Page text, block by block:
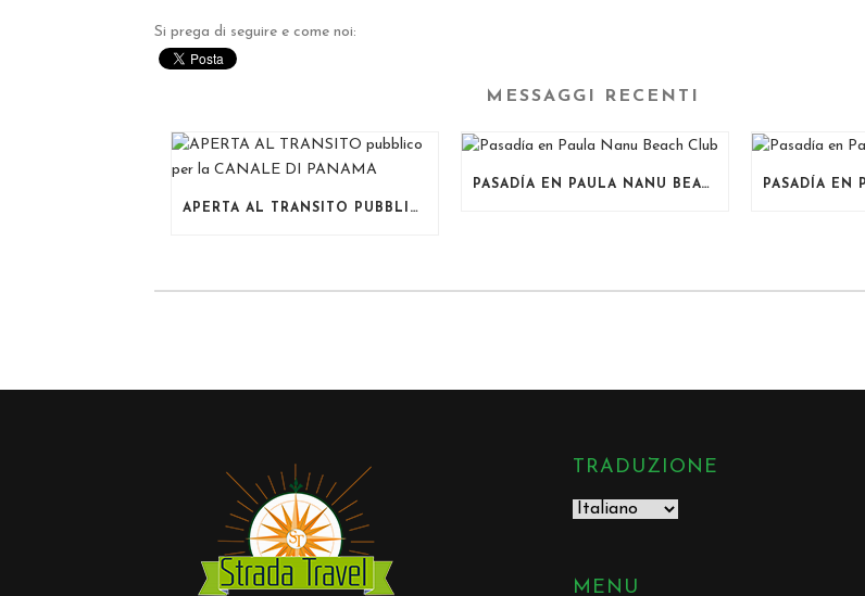
Si prega di seguire e come noi:
MESSAGGI RECENTI
APERTA AL TRANSITO PUBBLICO PER LA CANALE DI PANAMA
PASADÍA EN PAULA NANU BEACH CLUB
TRADUZIONE
MENU